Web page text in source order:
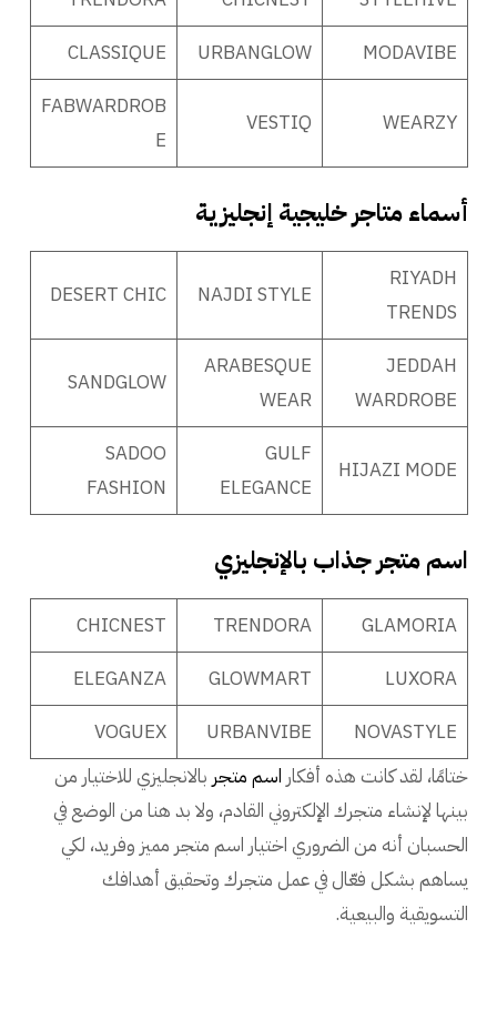
MODAVIBE
URBANGLOW
CLASSIQUE
WEARZY
VESTIQ
FABWARDROB
E
أسماء متاجر خليجية إنجليزية
RIYADH
TRENDS
NAJDI STYLE
DESERT CHIC
JEDDAH
WARDROBE
ARABESQUE
WEAR
SANDGLOW
HIJAZI MODE
GULF
ELEGANCE
SADOO
FASHION
اسم متجر جذاب بالإنجليزي
GLAMORIA
TRENDORA
CHICNEST
LUXORA
GLOWMART
ELEGANZA
NOVASTYLE
URBANVIBE
VOGUEX
ختامًا، لقد كانت هذه أفكار اسم متجر بالانجليزي للاختيار من
بينها لإنشاء متجرك الإلكتروني القادم، ولا بد هنا من الوضع في
الحسبان أنه من الضروري اختيار اسم متجر مميز وفريد، لكي
يساهم بشكل فعّال في عمل متجرك وتحقيق أهدافك
التسويقية والبيعية.